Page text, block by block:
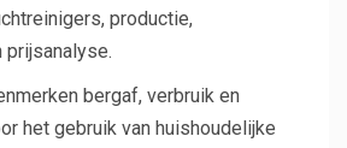
productie,
bergaf, verbruik en
het gebruik van huishoudelijke